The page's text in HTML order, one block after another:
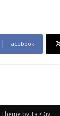
Facebook
by TagDiv